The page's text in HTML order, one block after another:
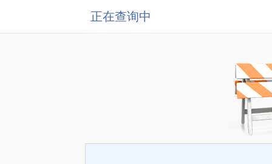
正在查询中